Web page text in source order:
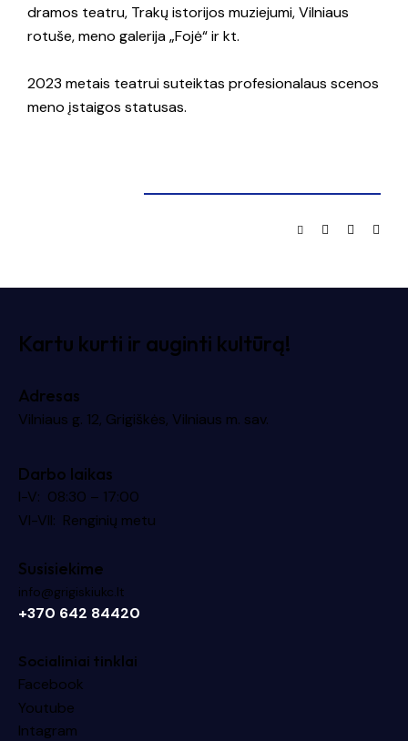
dramos teatru, Trakų istorijos muziejumi, Vilniaus
rotuše, meno galerija „Fojė“ ir kt.
2023 metais teatrui suteiktas profesionalaus scenos
meno įstaigos statusas.
Kartu kurti ir auginti kultūrą!
Adresas
Vilniaus g. 12, Grigiškės, Vilniaus m. sav.
Darbo laikas
I-V: 08:30 – 17:00
VI-VII: Renginių metu
Susisiekime
info@grigiskiukc.lt
+370 642 84420
Socialiniai tinklai
Facebook
Youtube
Intagram